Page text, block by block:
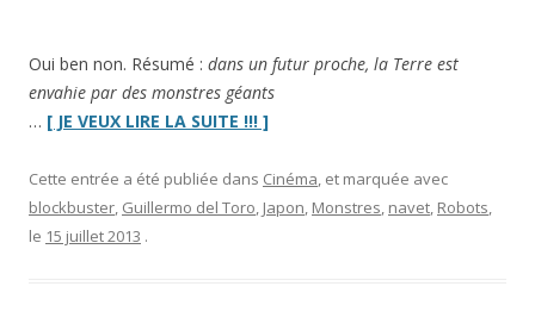
Oui ben non. Résumé : dans un futur proche, la Terre est
envahie par des monstres géants
… [ JE VEUX LIRE LA SUITE !!! ]“
:
robots
Cette entrée a été publiée dans Cinéma, et marquée avec
blockbuster, Guillermo del Toro, Japon, Monstres, navet, Robots,
le 15 juillet 2013 .